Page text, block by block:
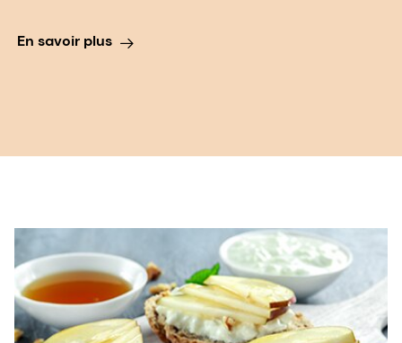
En savoir plus